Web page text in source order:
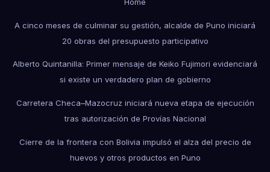
A cinco meses de culminar su gestión, alcalde de Puno iniciará
20 obras del presupuesto participativo
Alberto Quintanilla: Primer mensaje de Keiko Fujimori evidenciará
si existe un verdadero plan de gobierno
Carretera Checa–Mazocruz iniciará nueva etapa de ejecución
tras autorización de Provías Nacional
Cierre de la frontera con Bolivia impulsó el alza del precio de
huevos y otros productos en Puno